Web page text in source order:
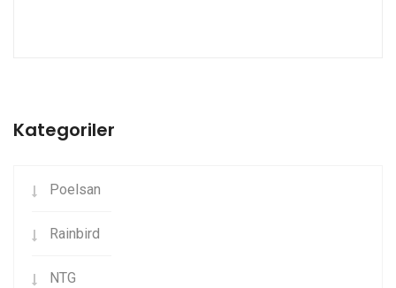
Kategoriler
Poelsan
Rainbird
NTG